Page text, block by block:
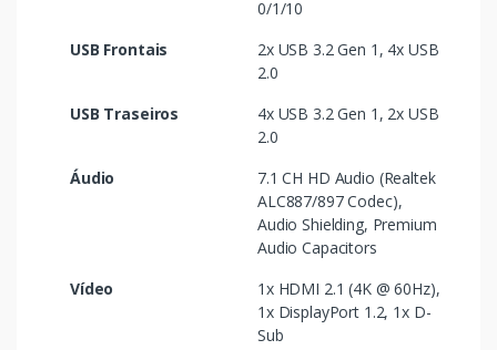
0/1/10
USB Frontais
2x USB 3.2 Gen 1, 4x USB
2.0
USB Traseiros
4x USB 3.2 Gen 1, 2x USB
2.0
Áudio
7.1 CH HD Audio (Realtek
ALC887/897 Codec),
Audio Shielding, Premium
Audio Capacitors
Vídeo
1x HDMI 2.1 (4K @ 60Hz),
1x DisplayPort 1.2, 1x D-
Sub